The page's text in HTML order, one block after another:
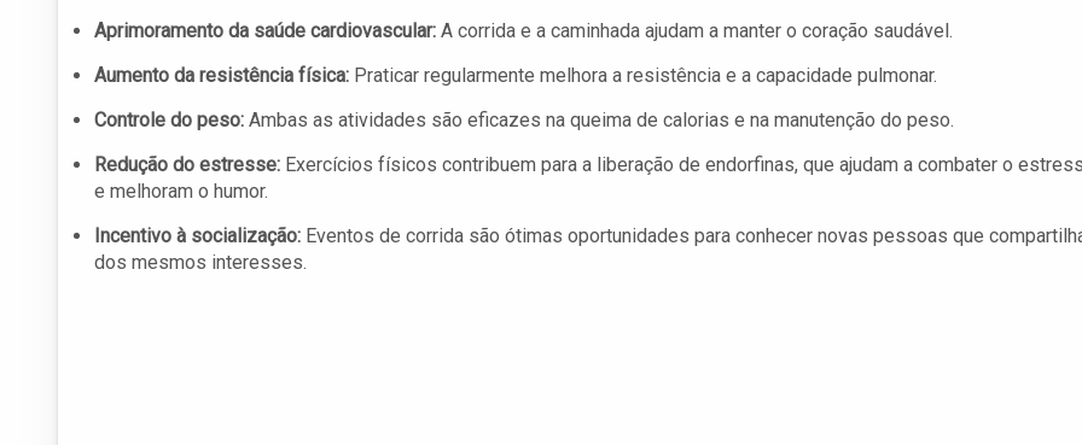
Aprimoramento da saúde cardiovascular: A corrida e a caminhada ajudam a manter o coração saudável.
Aumento da resistência física: Praticar regularmente melhora a resistência e a capacidade pulmonar.
Controle do peso: Ambas as atividades são eficazes na queima de calorias e na manutenção do peso.
Redução do estresse: Exercícios físicos contribuem para a liberação de endorfinas, que ajudam a combater o
e melhoram o humor.
Incentivo à socialização: Eventos de corrida são ótimas oportunidades para conhecer novas pessoas que
dos mesmos interesses.